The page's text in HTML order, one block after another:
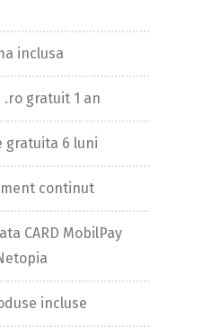
inclusa
.ro gratuit 1 an
gratuita 6 luni
continut
CARD MobilPay
incluse